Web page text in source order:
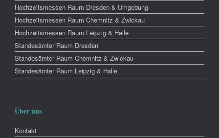
Hochzeitsmessen Raum Dresden & Umgebung
Hochzeitsmessen Raum Chemnitz & Zwickau
Hochzeitsmessen Raum Leipzig & Halle
Standesämter Raum Dresden
Standesämter Raum Chemnitz & Zwickau
Standesämter Raum Leipzig & Halle
Über uns
Kontakt